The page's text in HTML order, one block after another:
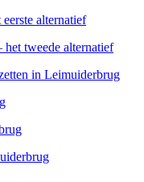
alternatief
tweede alternatief
in Leimuiderbrug